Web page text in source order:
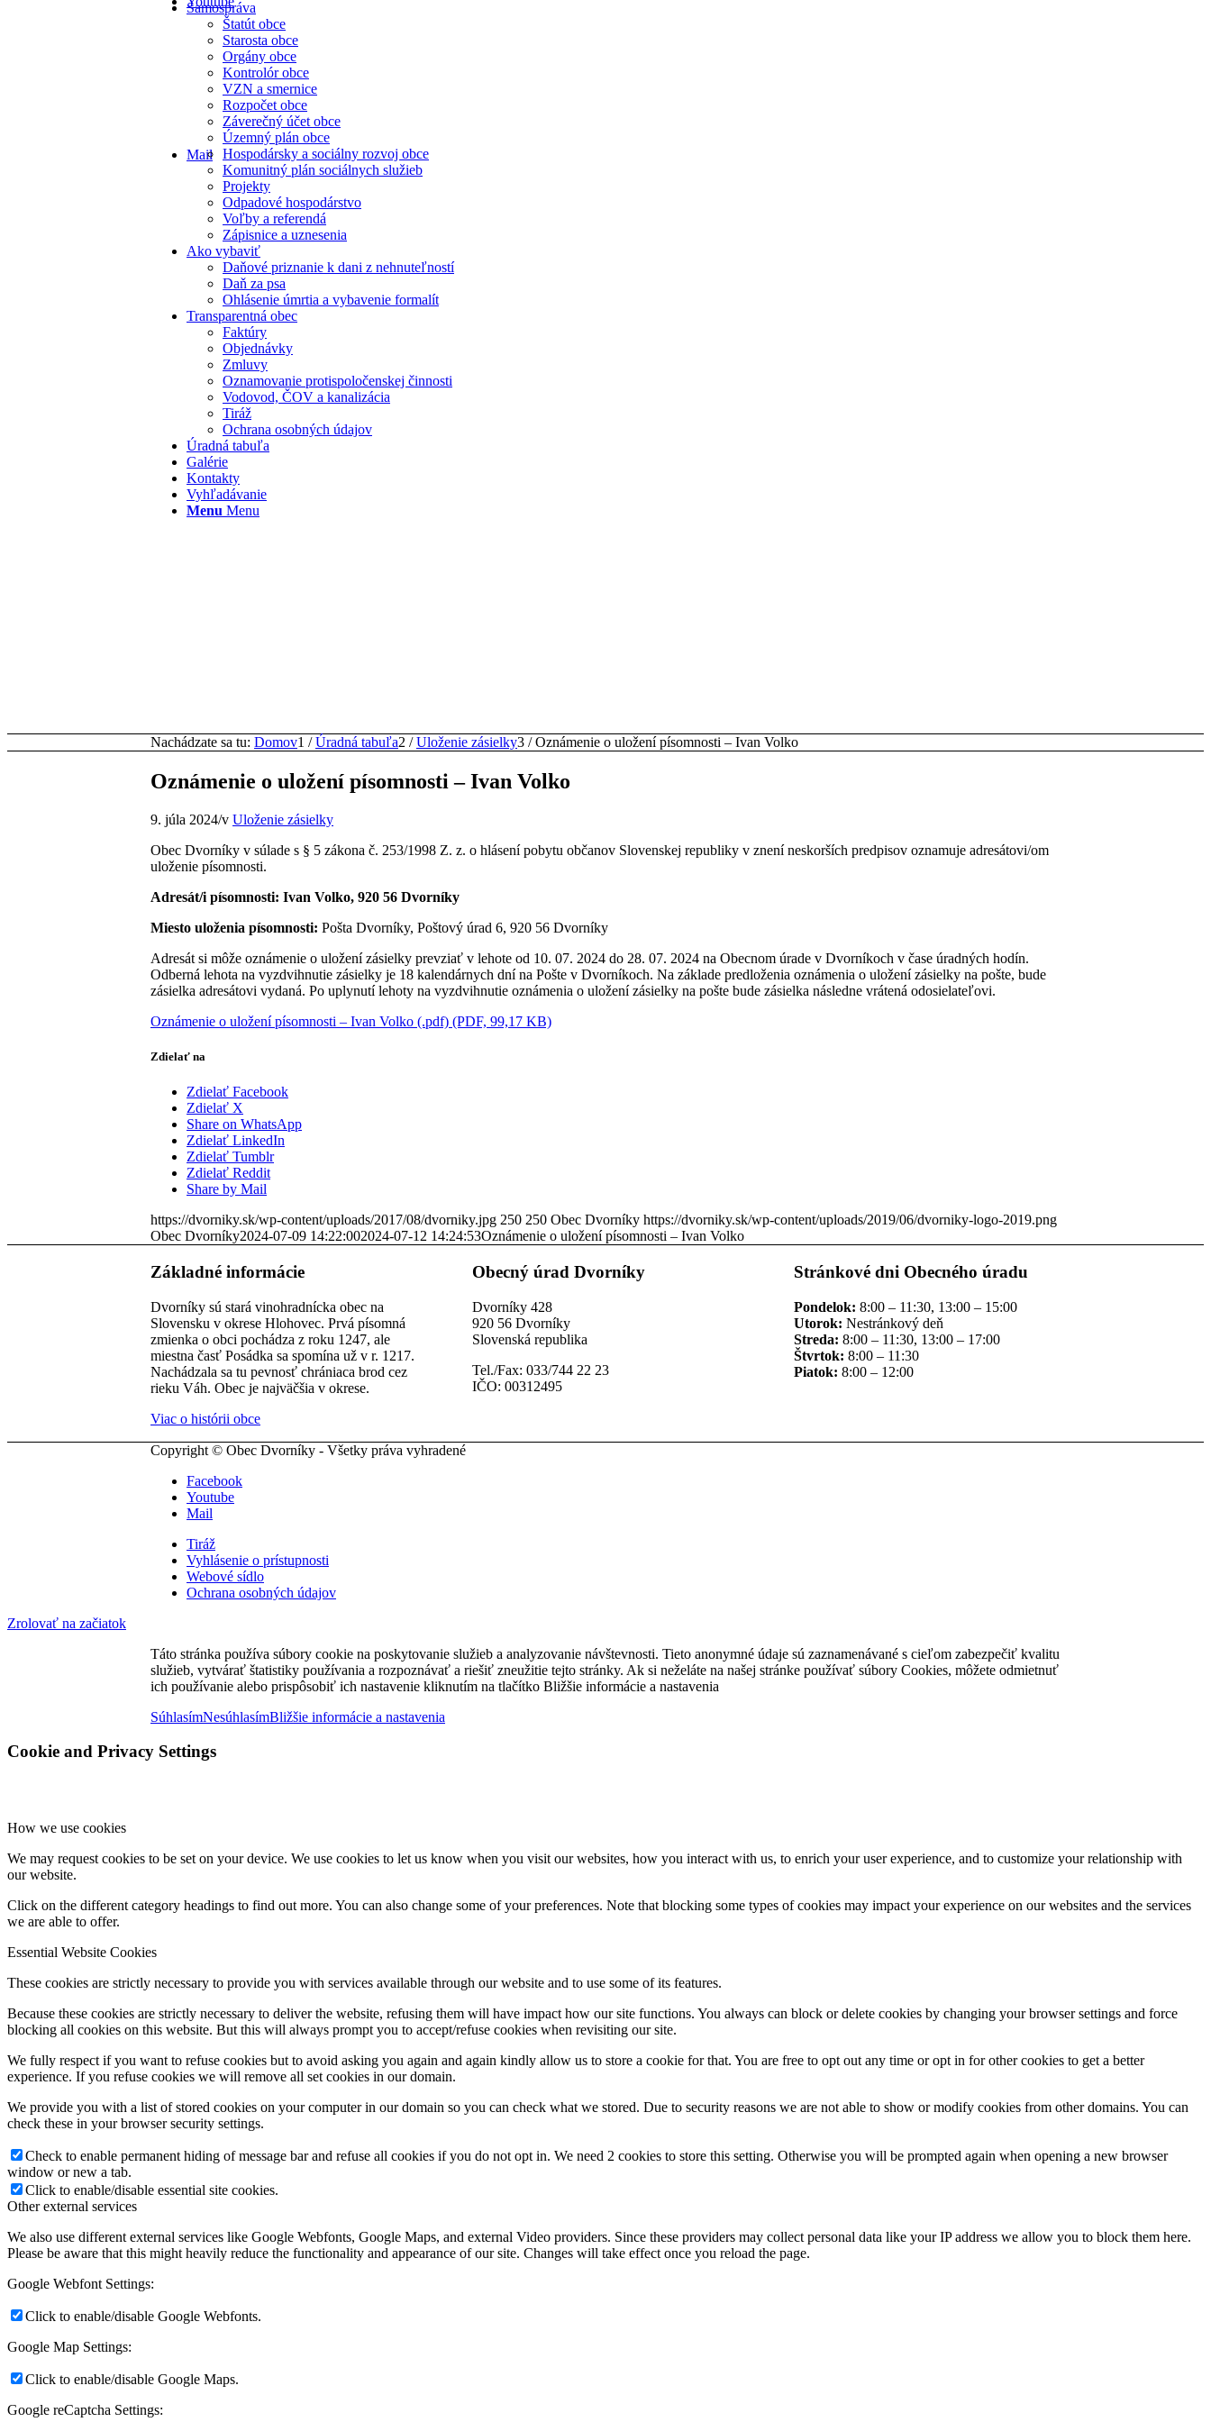
Mail
Samospráva
Štatút obce
Starosta obce
Orgány obce
Kontrolór obce
VZN a smernice
Rozpočet obce
Záverečný účet obce
Územný plán obce
Hospodársky a sociálny rozvoj obce
Komunitný plán sociálnych služieb
Projekty
Odpadové hospodárstvo
Voľby a referendá
Zápisnice a uznesenia
Ako vybaviť
Daňové priznanie k dani z nehnuteľností
Daň za psa
Ohlásenie úmrtia a vybavenie formalít
Transparentná obec
Faktúry
Objednávky
Zmluvy
Oznamovanie protispoločenskej činnosti
Vodovod, ČOV a kanalizácia
Tiráž
Ochrana osobných údajov
Úradná tabuľa
Galérie
Kontakty
Vyhľadávanie
Menu Menu
Nachádzate sa tu: Domov1 / Úradná tabuľa2 / Uloženie zásielky3 / Oznámenie o uložení písomnosti – Ivan Volko
Oznámenie o uložení písomnosti – Ivan Volko
9. júla 2024/v Uloženie zásielky
Obec Dvorníky v súlade s § 5 zákona č. 253/1998 Z. z. o hlásení pobytu občanov Slovenskej republiky v znení neskorších predpisov oznamuje adresátovi/om
uloženie písomnosti.
Adresát/i písomnosti: Ivan Volko, 920 56 Dvorníky
Miesto uloženia písomnosti: Pošta Dvorníky, Poštový úrad 6, 920 56 Dvorníky
Adresát si môže oznámenie o uložení zásielky prevziať v lehote od 10. 07. 2024 do 28. 07. 2024 na Obecnom úrade v Dvorníkoch v čase úradných hodín.
Odberná lehota na vyzdvihnutie zásielky je 18 kalendárnych dní na Pošte v Dvorníkoch. Na základe predloženia oznámenia o uložení zásielky na pošte, bude
zásielka adresátovi vydaná. Po uplynutí lehoty na vyzdvihnutie oznámenia o uložení zásielky na pošte bude zásielka následne vrátená odosielateľovi.
Oznámenie o uložení písomnosti – Ivan Volko (.pdf) (PDF, 99,17 KB)
Zdielať na
Zdielať Facebook
Zdielať X
Share on WhatsApp
Zdielať LinkedIn
Zdielať Tumblr
Zdielať Reddit
Share by Mail
https://dvorniky.sk/wp-content/uploads/2017/08/dvorniky.jpg 250 250 Obec Dvorníky https://dvorniky.sk/wp-content/uploads/2019/06/dvorniky-logo-2019.png
Obec Dvorníky2024-07-09 14:22:002024-07-12 14:24:53Oznámenie o uložení písomnosti – Ivan Volko
Základné informácie
Dvorníky sú stará vinohradnícka obec na
Slovensku v okrese Hlohovec. Prvá písomná
zmienka o obci pochádza z roku 1247, ale
miestna časť Posádka sa spomína už v r. 1217.
Nachádzala sa tu pevnosť chrániaca brod cez
rieku Váh. Obec je najväčšia v okrese.
Viac o histórii obce
Obecný úrad Dvorníky
Dvorníky 428
920 56 Dvorníky
Slovenská republika
Tel./Fax: 033/744 22 23
IČO: 00312495
Stránkové dni Obecného úradu
Pondelok: 8:00 – 11:30, 13:00 – 15:00
Utorok: Nestránkový deň
Streda: 8:00 – 11:30, 13:00 – 17:00
Štvrtok: 8:00 – 11:30
Piatok: 8:00 – 12:00
Copyright © Obec Dvorníky - Všetky práva vyhradené
Facebook
Youtube
Mail
Tiráž
Vyhlásenie o prístupnosti
Webové sídlo
Ochrana osobných údajov
Zrolovať na začiatok
Táto stránka používa súbory cookie na poskytovanie služieb a analyzovanie návštevnosti. Tieto anonymné údaje sú zaznamenávané s cieľom zabezpečiť kvalitu
služieb, vytvárať štatistiky používania a rozpoznávať a riešiť zneužitie tejto stránky. Ak si neželáte na našej stránke používať súbory Cookies, môžete odmietnuť
ich používanie alebo prispôsobiť ich nastavenie kliknutím na tlačítko Bližšie informácie a nastavenia
SúhlasímNesúhlasímBližšie informácie a nastavenia
Cookie and Privacy Settings
How we use cookies
We may request cookies to be set on your device. We use cookies to let us know when you visit our websites, how you interact with us, to enrich your user experience, and to customize your relationship with
our website.
Click on the different category headings to find out more. You can also change some of your preferences. Note that blocking some types of cookies may impact your experience on our websites and the services
we are able to offer.
Essential Website Cookies
These cookies are strictly necessary to provide you with services available through our website and to use some of its features.
Because these cookies are strictly necessary to deliver the website, refusing them will have impact how our site functions. You always can block or delete cookies by changing your browser settings and force
blocking all cookies on this website. But this will always prompt you to accept/refuse cookies when revisiting our site.
We fully respect if you want to refuse cookies but to avoid asking you again and again kindly allow us to store a cookie for that. You are free to opt out any time or opt in for other cookies to get a better
experience. If you refuse cookies we will remove all set cookies in our domain.
We provide you with a list of stored cookies on your computer in our domain so you can check what we stored. Due to security reasons we are not able to show or modify cookies from other domains. You can
check these in your browser security settings.
Check to enable permanent hiding of message bar and refuse all cookies if you do not opt in. We need 2 cookies to store this setting. Otherwise you will be prompted again when opening a new browser
window or new a tab.
Click to enable/disable essential site cookies.
Other external services
We also use different external services like Google Webfonts, Google Maps, and external Video providers. Since these providers may collect personal data like your IP address we allow you to block them here.
Please be aware that this might heavily reduce the functionality and appearance of our site. Changes will take effect once you reload the page.
Google Webfont Settings:
Click to enable/disable Google Webfonts.
Google Map Settings:
Click to enable/disable Google Maps.
Google reCaptcha Settings: